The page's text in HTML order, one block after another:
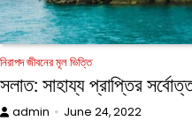
নিরাপদ জীবনের মূল ভিত্তি
সলাত: সাহায্য প্রাপ্তির
admin June 24, 2022